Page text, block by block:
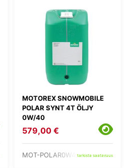
MOTOREX SNOWMOBILE
POLAR SYNT 4T ÖLJY
0W/40
579,00 €
MOT-POLAR0W40-25tarkista saatavuus